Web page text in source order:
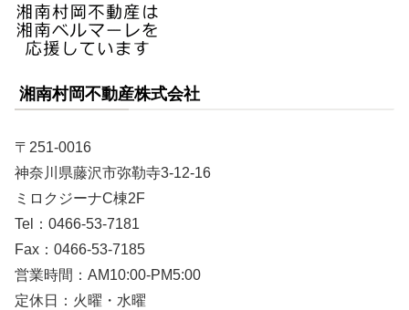
湘南村岡不動産株式会社
〒251-0016
神奈川県藤沢市弥勒寺3-12-16
ミロクジーナC棟2F
Tel：0466-53-7181
Fax：0466-53-7185
営業時間：AM10:00-PM5:00
定休日：火曜・水曜